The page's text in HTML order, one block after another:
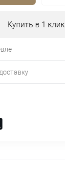
Купить в 1 клик